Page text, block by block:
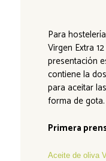
Para
Virgen Extra
presentación
contiene la
para aceitar
forma de gota.
Primera
Aceite de oliva